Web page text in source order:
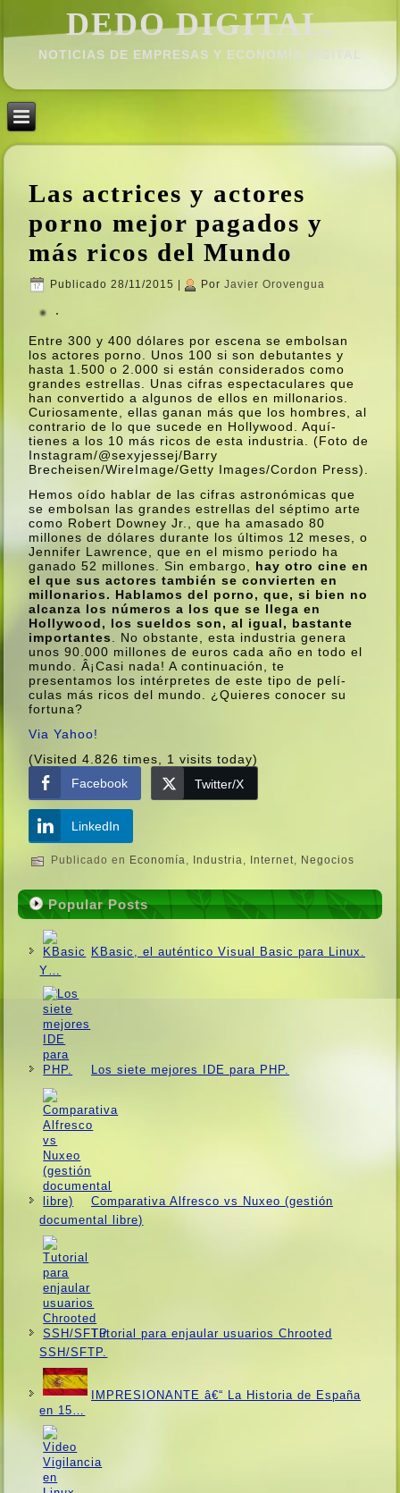
DEDO DIGITAL.
NOTICIAS DE EMPRESAS Y ECONOMÍ­A DIGITAL
Las actrices y actores
porno mejor pagados y
más ricos del Mundo
Publicado 28/11/2015 Por Javier Orovengua
Entre 300 y 400 dólares por escena se embolsan
los actores porno. Unos 100 si son debutantes y
hasta 1.500 o 2.000 si están considerados como
grandes estrellas. Unas cifras espectaculares que
han convertido a algunos de ellos en millonarios.
Curiosamente, ellas ganan más que los hombres, al
contrario de lo que sucede en Hollywood. Aquí­
tienes a los 10 más ricos de esta industria. (Foto de
Instagram/@sexyjessej/Barry
Brecheisen/WireImage/Getty Images/Cordon Press).
Hemos oí­do hablar de las cifras astronómicas que
se embolsan las grandes estrellas del séptimo arte
como Robert Downey Jr., que ha amasado 80
millones de dólares durante los últimos 12 meses, o
Jennifer Lawrence, que en el mismo periodo ha
ganado 52 millones. Sin embargo, hay otro cine en
el que sus actores también se convierten en
millonarios. Hablamos del porno, que, si bien no
alcanza los números a los que se llega en
Hollywood, los sueldos son, al igual, bastante
importantes
. No obstante, esta industria genera
unos 90.000 millones de euros cada año en todo el
mundo. Â¡Casi nada! A continuación, te
presentamos los intérpretes de este tipo de pelí­
culas más ricos del mundo. ¿Quieres conocer su
fortuna?
Via Yahoo!
(Visited 4.826 times, 1 visits today)
Facebook
Twitter/X
LinkedIn
Publicado en Economí­a, Industria, Internet, Negocios
Popular Posts
KBasic, el auténtico Visual Basic para Linux.
Y…
Los siete mejores IDE para PHP.
Comparativa Alfresco vs Nuxeo (gestión
documental libre)
Tutorial para enjaular usuarios Chrooted
SSH/SFTP.
IMPRESIONANTE â€“ La Historia de España
en 15…